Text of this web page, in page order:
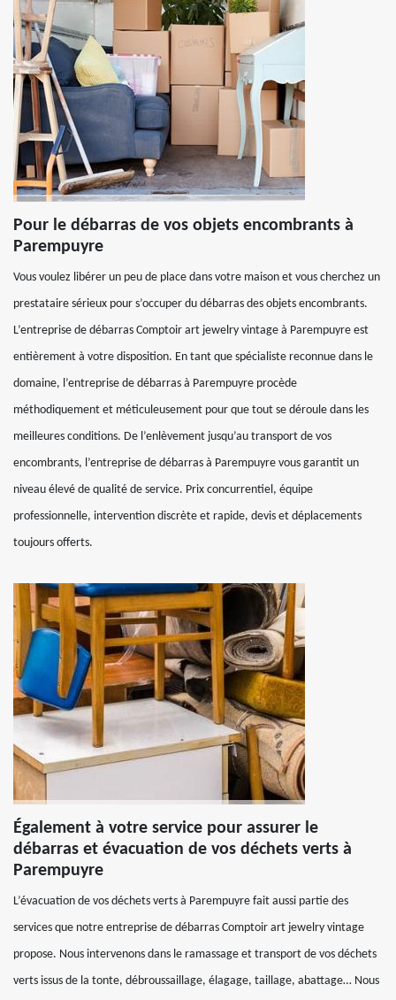
Pour le débarras de vos objets encombrants à
Parempuyre
Vous voulez libérer un peu de place dans votre maison et vous cherchez un
prestataire sérieux pour s’occuper du débarras des objets encombrants.
L’entreprise de débarras Comptoir art jewelry vintage à Parempuyre est
entièrement à votre disposition. En tant que spécialiste reconnue dans le
domaine, l’entreprise de débarras à Parempuyre procède
méthodiquement et méticuleusement pour que tout se déroule dans les
meilleures conditions. De l’enlèvement jusqu’au transport de vos
encombrants, l’entreprise de débarras à Parempuyre vous garantit un
niveau élevé de qualité de service. Prix concurrentiel, équipe
professionnelle, intervention discrète et rapide, devis et déplacements
toujours offerts.
Également à votre service pour assurer le
débarras et évacuation de vos déchets verts à
Parempuyre
L’évacuation de vos déchets verts à Parempuyre fait aussi partie des
services que notre entreprise de débarras Comptoir art jewelry vintage
propose. Nous intervenons dans le ramassage et transport de vos déchets
verts issus de la tonte, débroussaillage, élagage, taillage, abattage… Nous